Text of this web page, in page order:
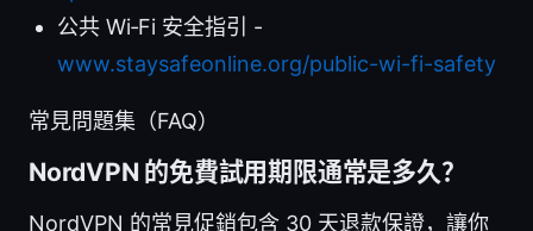
公共 Wi‑Fi 安全指引 -
www.staysafeonline.org/public-wi-fi-safety
常見問題集（FAQ）
NordVPN 的免費試用期限通常是多久？
NordVPN 的常見促銷包含 30 天退款保證，讓你